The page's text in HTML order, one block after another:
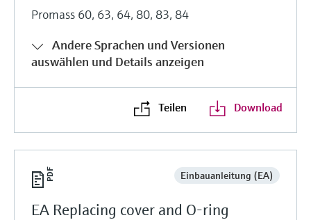
Promass 60, 63, 64, 80, 83, 84
Andere Sprachen und Versionen
auswählen und Details anzeigen
Teilen Download
Einbauanleitung (EA)
EA Replacing cover and O-ring